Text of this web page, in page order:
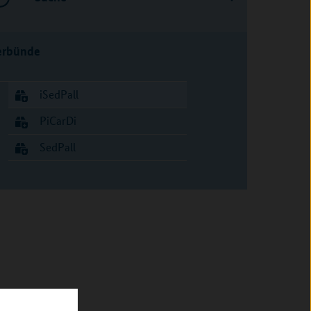
iSedPall
PiCarDi
SedPall